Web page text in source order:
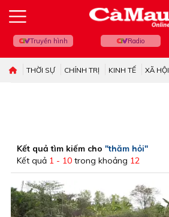
Truyền hình Radio
THỜI SỰ CHÍNH TRỊ KINH TẾ XÃ HỘI
Kết quả tìm kiếm cho "thăm hỏi"
Kết quả 1 - 10 trong khoảng 12